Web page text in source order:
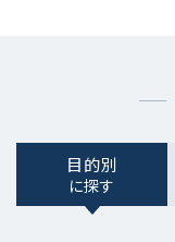
目的別
に探す